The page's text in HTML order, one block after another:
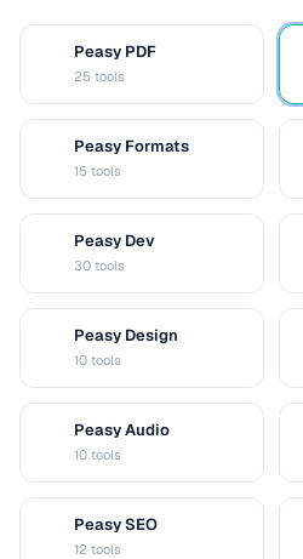
Peasy PDF
25 tools
Peasy Formats
15 tools
Peasy Dev
30 tools
Peasy Design
10 tools
Peasy Audio
10 tools
Peasy SEO
12 tools